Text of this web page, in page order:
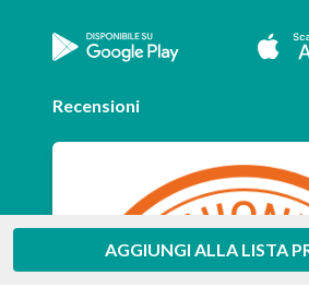
AGGIUNGI ALLA LISTA
Recensioni